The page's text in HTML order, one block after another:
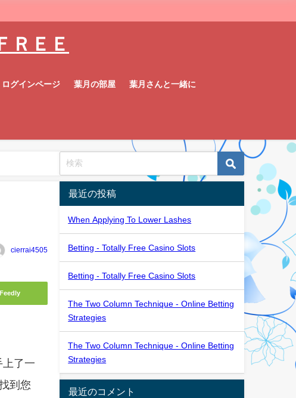
ＥＥ
ログインページ 葉月の部屋 葉月さんと一緒に
cierrai4505
Feedly
上了一
到您
最近の投稿
When Applying To Lower Lashes
Betting - Totally Free Casino Slots
Betting - Totally Free Casino Slots
The Two Column Technique - Online Betting
Strategies
The Two Column Technique - Online Betting
Strategies
最近のコメント